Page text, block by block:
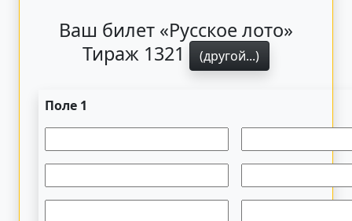
Ваш билет «Русское лото»
Тираж 1321
(другой...)
Поле 1